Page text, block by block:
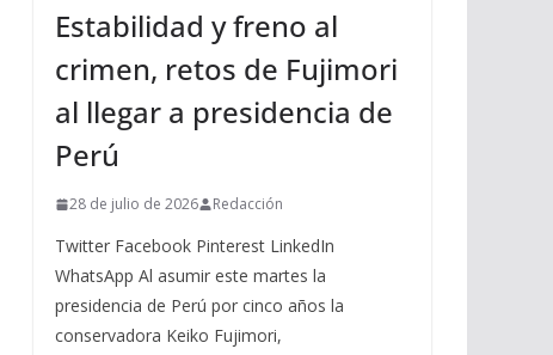
Estabilidad y freno al
crimen, retos de Fujimori
al llegar a presidencia de
Perú
28 de julio de 2026 Redacción
Twitter Facebook Pinterest LinkedIn
WhatsApp Al asumir este martes la
presidencia de Perú por cinco años la
conservadora Keiko Fujimori,